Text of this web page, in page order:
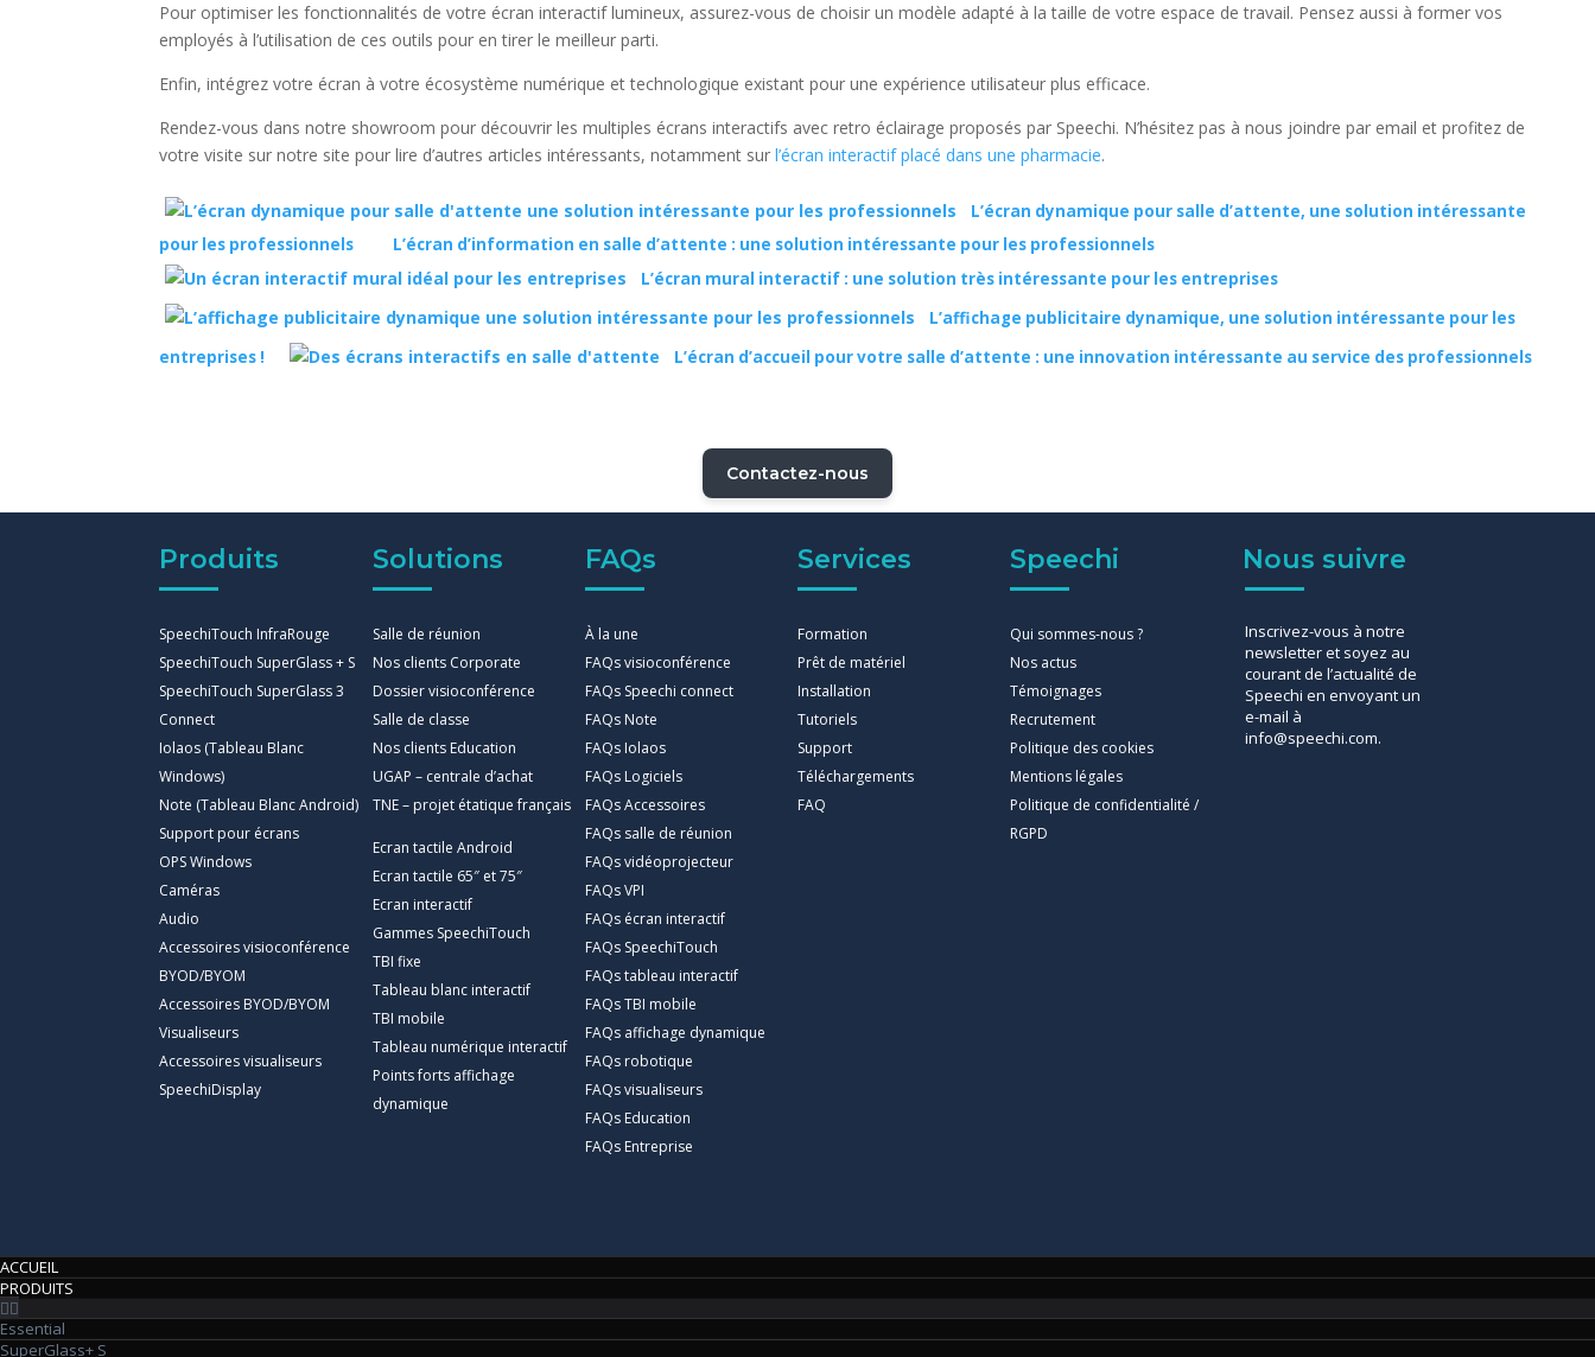
Pour optimiser les fonctionnalités de votre écran interactif lumineux, assurez-vous de choisir un modèle adapté à la taille de votre espace de travail. Pensez aussi à former vos
employés à l’utilisation de ces outils pour en tirer le meilleur parti.
Enfin, intégrez votre écran à votre écosystème numérique et technologique existant pour une expérience utilisateur plus efficace.
Rendez-vous dans notre showroom pour découvrir les multiples écrans interactifs avec retro éclairage proposés par Speechi. N’hésitez pas à nous joindre par email et profitez de
votre visite sur notre site pour lire d’autres articles intéressants, notamment surl’écran interactif placé dans une pharmacie.
L’écran dynamique pour salle d’attente, une solution intéressante
pour les professionnels
L’écran d’information en salle d’attente : une solution intéressante pour les professionnels
L’écran mural interactif : une solution très intéressante pour les entreprises
L’affichage publicitaire dynamique, une solution intéressante pour les
entreprises !
L’écran d’accueil pour votre salle d’attente : une innovation intéressante au service des professionnels
Contactez-nous
Produits
SpeechiTouch InfraRouge
SpeechiTouch SuperGlass + S
SpeechiTouch SuperGlass 3
Connect
Iolaos (Tableau Blanc
Windows)
Note (Tableau Blanc Android)
Support pour écrans
OPS Windows
Caméras
Audio
Accessoires visioconférence
BYOD/BYOM
Accessoires BYOD/BYOM
Visualiseurs
Accessoires visualiseurs
SpeechiDisplay
Solutions
Salle de réunion
Nos clients Corporate
Dossier visioconférence
Salle de classe
Nos clients Education
UGAP – centrale d’achat
TNE – projet étatique français
Ecran tactile Android
Ecran tactile 65″ et 75″
Ecran interactif
Gammes SpeechiTouch
TBI fixe
Tableau blanc interactif
TBI mobile
Tableau numérique interactif
Points forts affichage
dynamique
FAQs
À la une
FAQs visioconférence
FAQs Speechi connect
FAQs Note
FAQs Iolaos
FAQs Logiciels
FAQs Accessoires
FAQs salle de réunion
FAQs vidéoprojecteur
FAQs VPI
FAQs écran interactif
FAQs SpeechiTouch
FAQs tableau interactif
FAQs TBI mobile
FAQs affichage dynamique
FAQs robotique
FAQs visualiseurs
FAQs Education
FAQs Entreprise
Services
Formation
Prêt de matériel
Installation
Tutoriels
Support
Téléchargements
FAQ
Speechi
Qui sommes-nous ?
Nos actus
Témoignages
Recrutement
Politique des cookies
Mentions légales
Politique de confidentialité /
RGPD
Nous suivre
Inscrivez-vous à notre
newsletter et soyez au
courant de l’actualité de
Speechi en envoyant un
e-mail à
info@speechi.com.
ACCUEIL
PRODUITS
Essential
SuperGlass+ S